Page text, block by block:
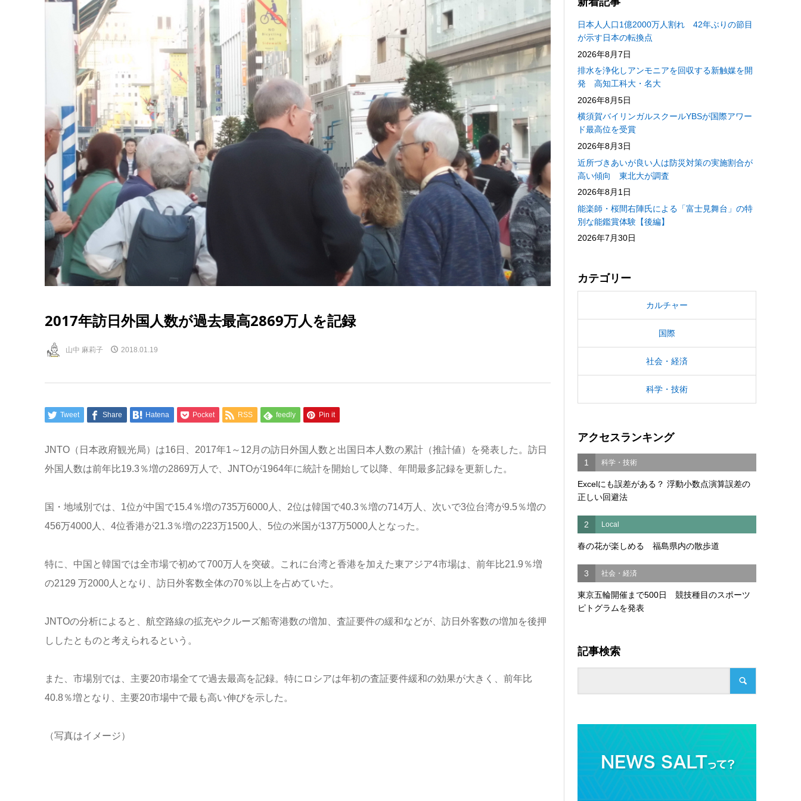
2017年訪日外国人数が過去最高2869万人を記録
山中 麻莉子 2018.01.19
Tweet Share Hatena Pocket RSS feedly Pin it
JNTO（日本政府観光局）は16日、2017年1～12月の訪日外国人数と出国日本人数の累計（推計値）を発表した。訪日
外国人数は前年比19.3％増の2869万人で、JNTOが1964年に統計を開始して以降、年間最多記録を更新した。
国・地域別では、1位が中国で15.4％増の735万6000人、2位は韓国で40.3％増の714万人、次いで3位台湾が9.5％増の
456万4000人、4位香港が21.3％増の223万1500人、5位の米国が137万5000人となった。
特に、中国と韓国では全市場で初めて700万人を突破。これに台湾と香港を加えた東アジア4市場は、前年比21.9％増
の2129 万2000人となり、訪日外客数全体の70％以上を占めていた。
JNTOの分析によると、航空路線の拡充やクルーズ船寄港数の増加、査証要件の緩和などが、訪日外客数の増加を後押
ししたとものと考えられるという。
また、市場別では、主要20市場全てで過去最高を記録。特にロシアは年初の査証要件緩和の効果が大きく、前年比
40.8％増となり、主要20市場中で最も高い伸びを示した。
（写真はイメージ）
日本人人口1億2000万人割れ 42年ぶりの節目
が示す日本の転換点
2026年8月7日
排水を浄化しアンモニアを回収する新触媒を開
発 高知工科大・名大
2026年8月5日
横須賀バイリンガルスクールYBSが国際アワー
ド最高位を受賞
2026年8月3日
近所づきあいが良い人は防災対策の実施割合が
高い傾向 東北大が調査
2026年8月1日
能楽師・桜間右陣氏による「富士見舞台」の特
別な能鑑賞体験【後編】
2026年7月30日
カテゴリー
カルチャー
国際
社会・経済
科学・技術
アクセスランキング
1 科学・技術
Excelにも誤差がある？ 浮動小数点演算誤差の
正しい回避法
2 Local
春の花が楽しめる 福島県内の散歩道
3 社会・経済
東京五輪開催まで500日 競技種目のスポーツ
ピトグラムを発表
記事検索